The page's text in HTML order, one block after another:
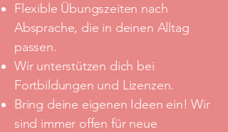
Flexible Übungszeiten nach
Absprache, die in deinen Alltag
passen.
Wir unterstützen dich bei
Fortbildungen und Lizenzen.
Bring deine eigenen Ideen ein! Wir
sind immer offen für neue